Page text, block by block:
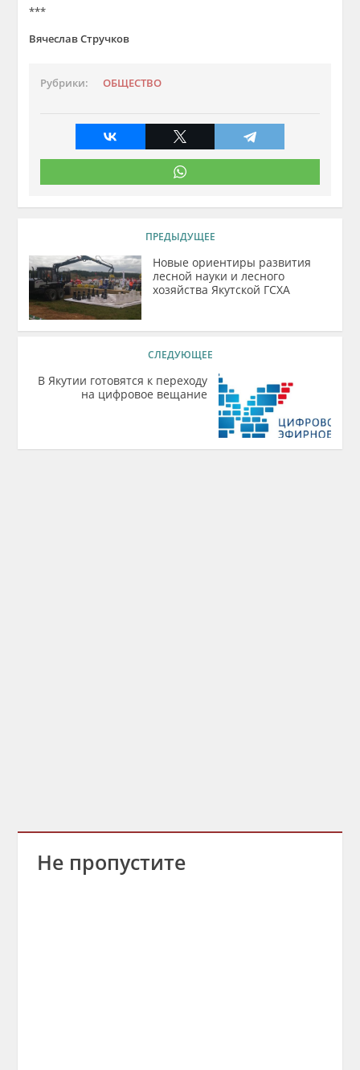
***
Вячеслав Стручков
Рубрики: ОБЩЕСТВО
ПРЕДЫДУЩЕЕ
Новые ориентиры развития
лесной науки и лесного
хозяйства Якутской ГСХА
СЛЕДУЮЩЕЕ
В Якутии готовятся к переходу
на цифровое вещание
Не пропустите